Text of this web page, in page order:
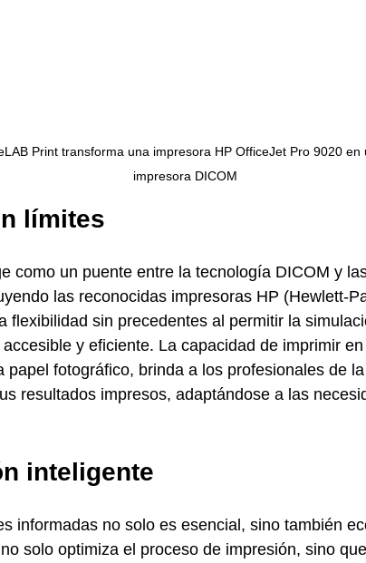
Print transforma una impresora HP OfficeJet Pro 9020 en
impresora DICOM
límites
como un puente entre la tecnología DICOM y
las reconocidas impresoras HP (Hewlett-
flexibilidad sin precedentes al permitir la
y eficiente. La capacidad de imprimir
papel fotográfico, brinda a los profesionales de
resultados impresos, adaptándose a las
inteligente
informadas no solo es esencial, sino también
solo optimiza el proceso de impresión, sino